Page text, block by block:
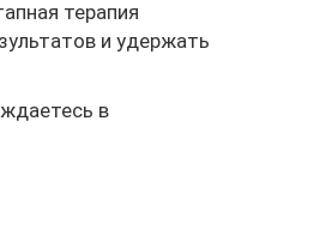
терапия
и удержать
в